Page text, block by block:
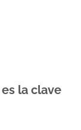
la clave